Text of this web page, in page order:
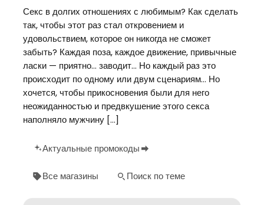
Секс в долгих отношениях с любимым? Как сделать
так, чтобы этот раз стал откровением и
удовольствием, которое он никогда не сможет
забыть? Каждая поза, каждое движение, привычные
ласки — приятно… заводит… Но каждый раз это
происходит по одному или двум сценариям… Но
хочется, чтобы прикосновения были для него
неожиданностью и предвкушение этого секса
наполняло мужчину […]
Актуальные промокоды
Все магазины Поиск по теме